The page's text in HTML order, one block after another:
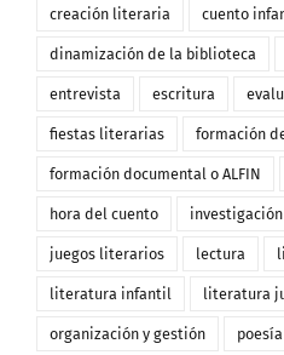
creación literaria cuento
dinamización de la biblioteca
entrevista escritura
fiestas literarias formación
formación documental o ALFIN
hora del cuento investigación
juegos literarios lectura
literatura infantil literatura
organización y gestión poesía